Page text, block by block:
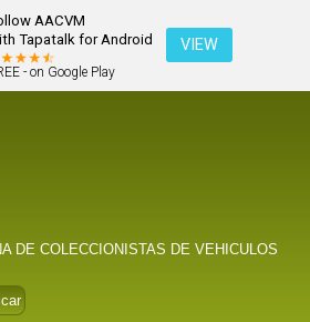
AACVM
Tapatalk for Android
- on Google Play
VIEW
DE COLECCIONISTAS DE VEHICULOS